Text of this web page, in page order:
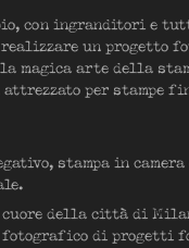
con ingranditori e
realizzare un progetto
magica arte della
attrezzato per stampe
stampa in
cuore della città di
fotografico di progetti